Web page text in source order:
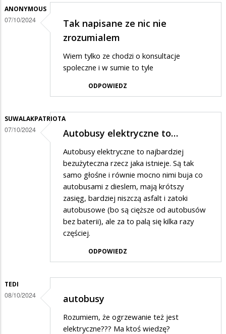
ANONYMOUS
07/10/2024
Tak napisane ze nic nie
zrozumialem
Wiem tylko ze chodzi o konsultacje
spoleczne i w sumie to tyle
ODPOWIEDZ
SUWALAKPATRIOTA
07/10/2024 Autobusy elektryczne to…
Autobusy elektryczne to najbardziej
bezużyteczna rzecz jaka istnieje. Są tak
samo głośne i równie mocno nimi buja co
autobusami z dieslem, mają krótszy
zasięg, bardziej niszczą asfalt i zatoki
autobusowe (bo są cięższe od autobusów
bez baterii), ale za to palą się kilka razy
częściej.
ODPOWIEDZ
TEDI
08/10/2024 autobusy
Rozumiem, że ogrzewanie też jest
elektryczne??? Ma ktoś wiedzę?